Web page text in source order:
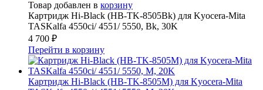
Товар добавлен в корзину
Картридж Hi-Black (HB-TK-8505Bk) для Kyocera-Mita
TASKalfa 4550ci/ 4551/ 5550, Bk, 30K
4 700 ₽
Перейти в корзину
Картридж Hi-Black (HB-TK-8505M) для Kyocera-Mita